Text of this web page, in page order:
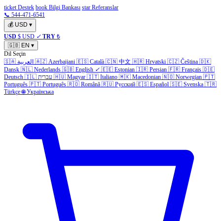
ticket Destek book Bilgi Bankası star Referanslar
📞 544-471-6541
💰 USD ▾
USD $ USD ✓ TRY ₺
🇬🇧 EN ▾
Dil Seçin
🇸🇦 العربية 🇦🇿 Azerbaijani 🇪🇸 Català 🇨🇳 中文 🇭🇷 Hrvatski 🇨🇿 Čeština 🇩🇰
Dansk 🇳🇱 Nederlands 🇬🇧 English ✓ 🇪🇪 Estonian 🇮🇷 Persian 🇫🇷 Français 🇩🇪
Deutsch 🇮🇱 עברית 🇭🇺 Magyar 🇮🇹 Italiano 🇲🇰 Macedonian 🇳🇴 Norwegian 🇵🇹
Português 🇵🇹 Português 🇷🇴 Română 🇷🇺 Русский 🇪🇸 Español 🇸🇪 Svenska 🇹🇷
Türkçe 🌐 Українська